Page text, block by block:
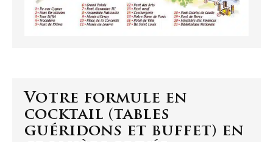
Votre formule en
cocktail (tables
guéridons et buffet) en